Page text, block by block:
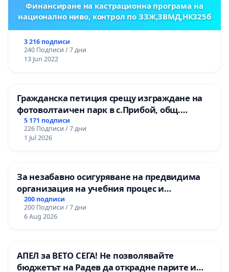
Финансиране на кастрационна програма на
национално ниво, контрол по ЗЗЖ,ЗВМД,НК325б
3 216 подписи
240 Подписи / 7 дни
13 Jun 2022
Гражданска петиция срещу изграждане на
фотоволтаичен парк в с.Прибой, общ.
Радомир
5 171 подписи
226 Подписи / 7 дни
1 Jul 2026
За незабавно осигуряване на предвидима
организация на учебния процес и
гарантиране на правото на равнопоставено
и качествено образование на учениците от
ОУ „Княз Александър I“ и Хуманитарна
200 подписи
200 Подписи / 7 дни
6 Aug 2026
АПЕЛ за ВЕТО СЕГА! Не позволявайте
бюджетът на Радев да открадне парите и